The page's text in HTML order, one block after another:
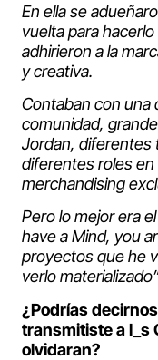
En ella se
vuelta para
adhirieron a la
y creativa.
Contaban con una
comunidad,
Jordan, diferentes
diferentes roles en
merchandising
Pero lo mejor era
have a Mind, you
proyectos que he
verlo
¿Podrías
transmitiste a l_s
olvidaran?